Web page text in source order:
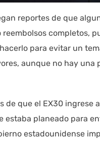
reportes de que
completos,
para evitar un
aunque no hay una
de que el EX30 ingrese
estaba planeado para
estadounidense